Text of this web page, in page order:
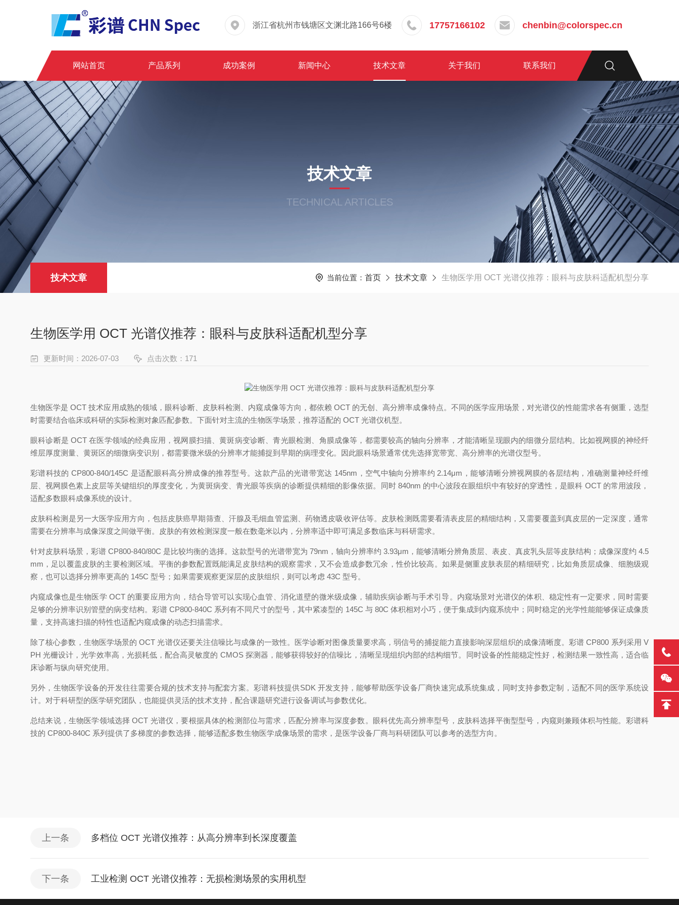
浙江省杭州市钱塘区文渊北路166号6楼 17757166102 chenbin@colorspec.cn
网站首页 产品系列 成功案例 新闻中心 技术文章 关于我们 联系我们
技术文章
TECHNICAL ARTICLES
技术文章 当前位置： 首页 技术文章 生物医学用 OCT 光谱仪推荐：眼科与皮肤科适配机型分享
生物医学用 OCT 光谱仪推荐：眼科与皮肤科适配机型分享
更新时间：2026-07-03 点击次数：171
生物医学是 OCT 技术应用成熟的领域，眼科诊断、皮肤科检测、内窥成像等方向，都依赖 OCT 的无创、高分辨率成像特点。不同的医学应用场景，对光谱仪的性能需求各有侧重，选型
时需要结合临床或科研的实际检测对象匹配参数。下面针对主流的生物医学场景，推荐适配的 OCT 光谱仪机型。
眼科诊断是 OCT 在医学领域的经典应用，视网膜扫描、黄斑病变诊断、青光眼检测、角膜成像等，都需要较高的轴向分辨率，才能清晰呈现眼内的细微分层结构。比如视网膜的神经纤
维层厚度测量、黄斑区的细微病变识别，都需要微米级的分辨率才能捕捉到早期的病理变化。因此眼科场景通常优先选择宽带宽、高分辨率的光谱仪型号。
彩谱科技的 CP800-840/145C 是适配眼科高分辨成像的推荐型号。这款产品的光谱带宽达 145nm，空气中轴向分辨率约 2.14μm，能够清晰分辨视网膜的各层结构，准确测量神经纤维
层、视网膜色素上皮层等关键组织的厚度变化，为黄斑病变、青光眼等疾病的诊断提供精细的影像依据。同时 840nm 的中心波段在眼组织中有较好的穿透性，是眼科 OCT 的常用波段，
适配多数眼科成像系统的设计。
皮肤科检测是另一大医学应用方向，包括皮肤癌早期筛查、汗腺及毛细血管监测、药物透皮吸收评估等。皮肤检测既需要看清表皮层的精细结构，又需要覆盖到真皮层的一定深度，通常
需要在分辨率与成像深度之间做平衡。皮肤的有效检测深度一般在数毫米以内，分辨率适中即可满足多数临床与科研需求。
针对皮肤科场景，彩谱 CP800-840/80C 是比较均衡的选择。这款型号的光谱带宽为 79nm，轴向分辨率约 3.93μm，能够清晰分辨角质层、表皮、真皮乳头层等皮肤结构；成像深度约 4.5
mm，足以覆盖皮肤的主要检测区域。平衡的参数配置既能满足皮肤结构的观察需求，又不会造成参数冗余，性价比较高。如果是侧重皮肤表层的精细研究，比如角质层成像、细胞级观
察，也可以选择分辨率更高的 145C 型号；如果需要观察更深层的皮肤组织，则可以考虑 43C 型号。
内窥成像也是生物医学 OCT 的重要应用方向，结合导管可以实现心血管、消化道壁的微米级成像，辅助疾病诊断与手术引导。内窥场景对光谱仪的体积、稳定性有一定要求，同时需要
足够的分辨率识别管壁的病变结构。彩谱 CP800-840C 系列有不同尺寸的型号，其中紧凑型的 145C 与 80C 体积相对小巧，便于集成到内窥系统中；同时稳定的光学性能能够保证成像质
量，支持高速扫描的特性也适配内窥成像的动态扫描需求。
除了核心参数，生物医学场景的 OCT 光谱仪还要关注信噪比与成像的一致性。医学诊断对图像质量要求高，弱信号的捕捉能力直接影响深层组织的成像清晰度。彩谱 CP800 系列采用 V
PH 光栅设计，光学效率高，光损耗低，配合高灵敏度的 CMOS 探测器，能够获得较好的信噪比，清晰呈现组织内部的结构细节。同时设备的性能稳定性好，检测结果一致性高，适合临
床诊断与纵向研究使用。
另外，生物医学设备的开发往往需要合规的技术支持与配套方案。彩谱科技提供SDK 开发支持，能够帮助医学设备厂商快速完成系统集成，同时支持参数定制，适配不同的医学系统设
计。对于科研型的医学研究团队，也能提供灵活的技术支持，配合课题研究进行设备调试与参数优化。
总结来说，生物医学领域选择 OCT 光谱仪，要根据具体的检测部位与需求，匹配分辨率与深度参数。眼科优先高分辨率型号，皮肤科选择平衡型型号，内窥则兼顾体积与性能。彩谱科
技的 CP800-840C 系列提供了多梯度的参数选择，能够适配多数生物医学成像场景的需求，是医学设备厂商与科研团队可以参考的选型方向。
上一条 多档位 OCT 光谱仪推荐：从高分辨率到长深度覆盖
下一条 工业检测 OCT 光谱仪推荐：无损检测场景的实用机型